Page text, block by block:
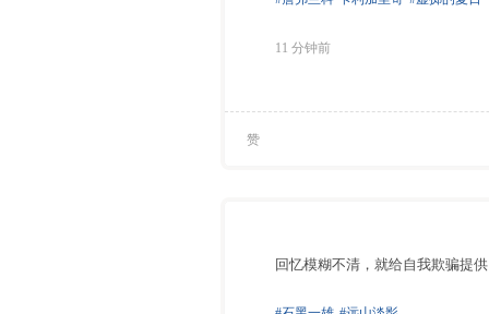
11 分钟前
赞
回忆模糊不清，就给自我欺骗提